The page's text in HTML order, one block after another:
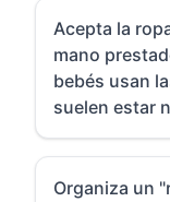
Acepta la
mano
bebés usan
suelen estar
Organiza un